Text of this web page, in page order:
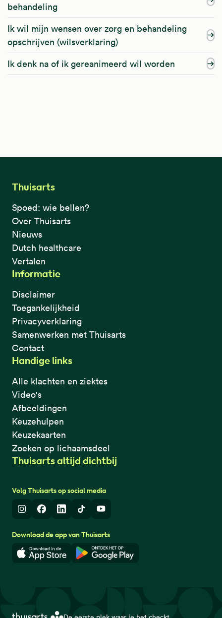
behandeling
Ik wil mijn wensen over zorg en behandeling
opschrijven (wilsverklaring)
Ik denk na of ik gereanimeerd wil worden
Thuisarts
Spoed: wie bellen?
Over Thuisarts
Nieuws
Dutch healthcare
Vertalen
Informatie
Disclaimer
Toegankelijkheid
Privacyverklaring
Samenwerken met Thuisarts
Contact
Handige links
Alle klachten en ziektes
Video's
Afbeeldingen
Keuzehulpen
Keuzekaarten
Zoeken op lichaamsdeel
Thuisarts altijd dichtbij
Volg Thuisarts op social media
InstagramFacebook
LinkedInTikTokYoutube
Download de app van Thuisarts
Download in de App StoreDownload in de Google Play